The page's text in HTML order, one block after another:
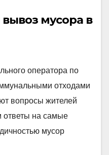
вывоз мусора в
оператора по
отходами
вопросы жителей
ответы на самые
мусор